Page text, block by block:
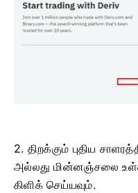
2. திறக்கும் புதிய
அல்லது மின்னஞ்சலை
கிளிக் செய்யவும்.